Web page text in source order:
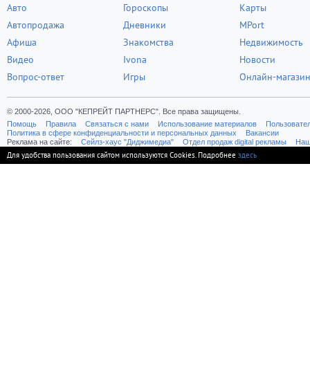
Авто
Автопродажа
Афиша
Видео
Вопрос-ответ
Гороскопы
Дневники
Знакомства
Ivona
Игры
Карты
MPort
Недвижимость
Новости
Онлайн-магазин
© 2000-2026, ООО "КЕПРЕЙТ ПАРТНЕРС". Все права защищены.
Помощь
Правила Связаться с нами Использование материалов
Политика в сфере конфиденциальности и персональных данных
Вакансии
Реклама на сайте:
Cейлз-хаус "Диджимедиа" Отдел продаж digital рекламы
Для удобства пользования сайтом используются Cookies. Подробнее здесь